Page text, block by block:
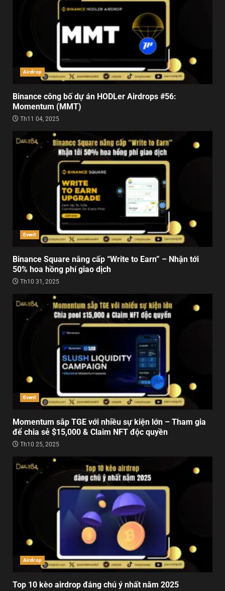
Airdrop
Binance công bố dự án HODLer Airdrops #56:
Momentum (MMT)
Th11 04, 2025
Event
Binance Square nâng cấp “Write to Earn” – Nhận tới
50% hoa hồng phí giao dịch
Th10 31, 2025
Event
Momentum sắp TGE với nhiều sự kiện lớn – Tham gia
để chia sẻ $15,000 & Claim NFT độc quyền
Th10 25, 2025
Airdrop
Top 10 kèo airdrop đáng chú ý nhất năm 2025